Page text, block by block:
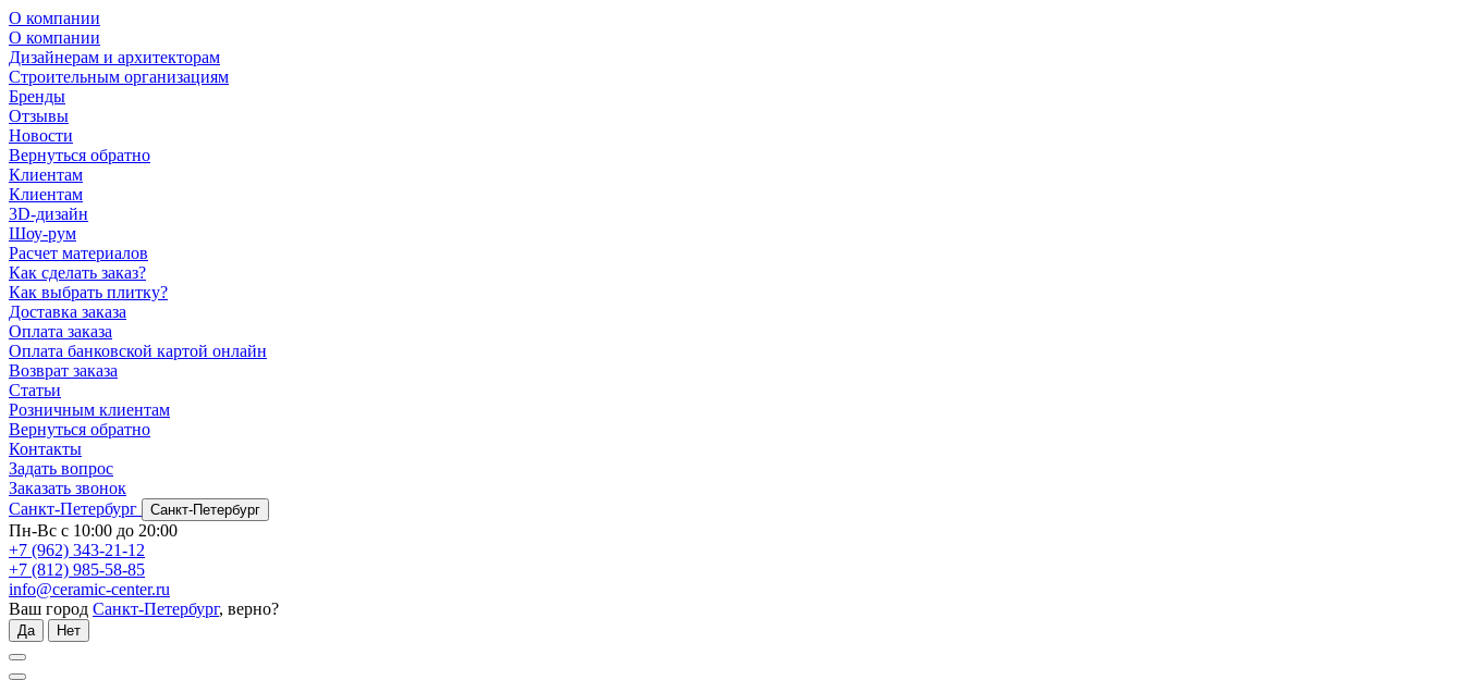
О компании
О компании
Дизайнерам и архитекторам
Строительным организациям
Бренды
Отзывы
Новости
Вернуться обратно
Клиентам
Клиентам
3D-дизайн
Шоу-рум
Расчет материалов
Как сделать заказ?
Как выбрать плитку?
Доставка заказа
Оплата заказа
Оплата банковской картой онлайн
Возврат заказа
Статьи
Розничным клиентам
Вернуться обратно
Контакты
Задать вопрос
Заказать звонок
Санкт-Петербург
Санкт-Петербург
Пн-Вс с 10:00 до 20:00
+7 (962) 343-21-12
+7 (812) 985-58-85
info@ceramic-center.ru
Ваш город Санкт-Петербург, верно?
Да Нет